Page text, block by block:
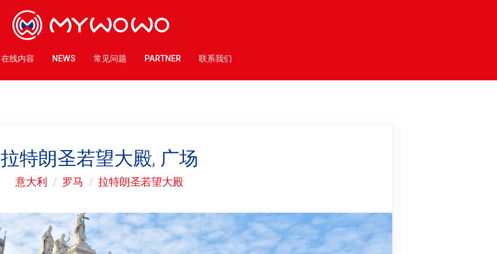
在线内容 NEWS 常见问题 PARTNER 联系我们
拉特朗圣若望大殿, 广场
意大利 罗马 拉特朗圣若望大殿